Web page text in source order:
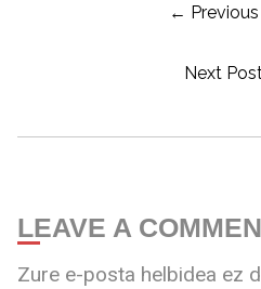
←
Next
LEAVE A
Zure e-posta helbidea ez